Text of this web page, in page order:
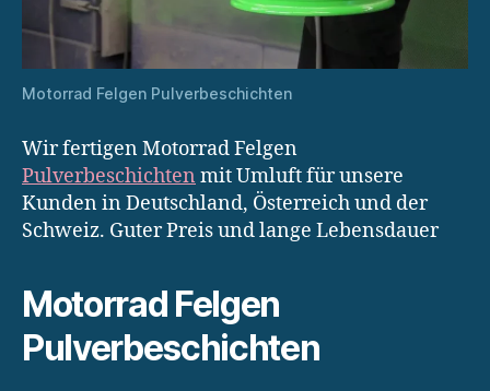
Motorrad Felgen Pulverbeschichten
Wir fertigen Motorrad Felgen
Pulverbeschichten mit Umluft für unsere
Kunden in Deutschland, Österreich und der
Schweiz. Guter Preis und lange Lebensdauer
Motorrad Felgen
Pulverbeschichten